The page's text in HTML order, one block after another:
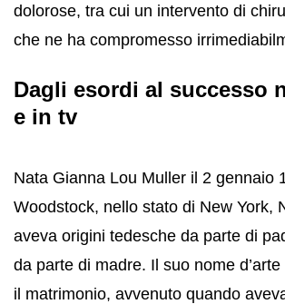
dolorose, tra cui un intervento di
che ne ha compromesso
Dagli esordi al successo
e in tv
Nata Gianna Lou Muller il 2 gennaio
Woodstock, nello stato di New York,
aveva origini tedesche da parte di
da parte di madre. Il suo nome
il matrimonio, avvenuto quando